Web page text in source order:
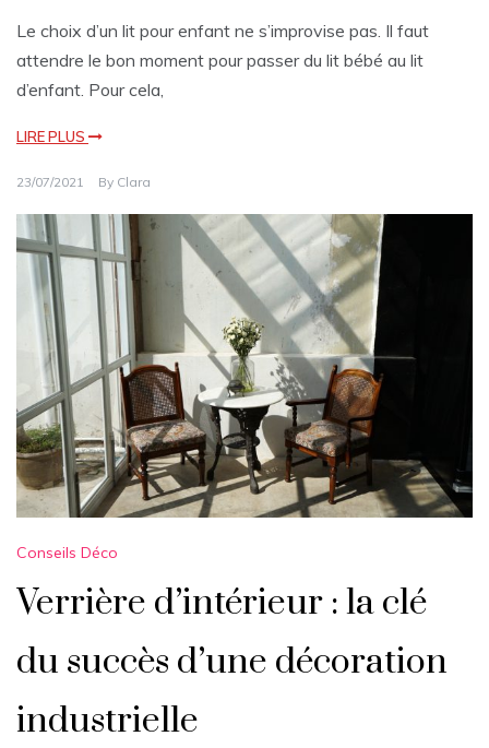
Le choix d’un lit pour enfant ne s’improvise pas. Il faut
attendre le bon moment pour passer du lit bébé au lit
d’enfant. Pour cela,
LIRE PLUS
23/07/2021 By Clara
Conseils Déco
Verrière d’intérieur : la clé
du succès d’une décoration
industrielle